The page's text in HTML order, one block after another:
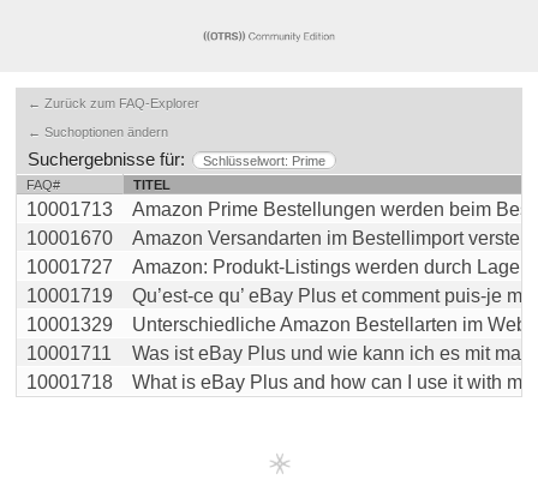
← Zurück zum FAQ-Explorer
← Suchoptionen ändern
Suchergebnisse für:
Schlüsselwort: Prime
FAQ#
TITEL
10001713
Amazon Prime Bestellungen werden beim
10001670
Amazon Versandarten im Bestellimport
10001727
Amazon: Produkt-Listings werden durch
10001719
Qu’est-ce qu’ eBay Plus et comment puis-je
10001329
Unterschiedliche Amazon Bestellarten im
10001711
Was ist eBay Plus und wie kann ich es mit
10001718
What is eBay Plus and how can I use it with